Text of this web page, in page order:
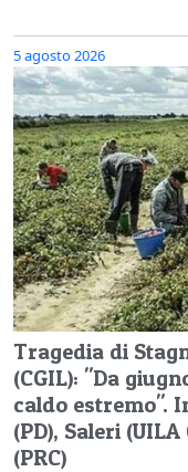
5 agosto 2026
Tragedia di
(CGIL): "Da
caldo estremo".
(PD), Saleri
(PRC)